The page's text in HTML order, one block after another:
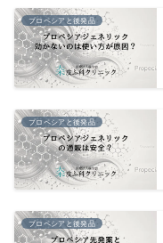
プロペシアと後発品
プロペシアと後発品
プロペシアと後発品